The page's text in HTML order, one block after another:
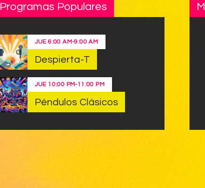
Programas Populares
JUE6:00 AM-9:00 AM
Despierta-T
JUE 10:00 PM-11:00 PM
Péndulos Clásicos